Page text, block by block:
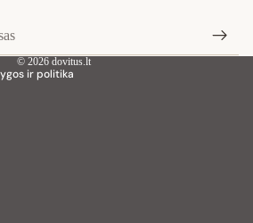
© 2026 dovitus.lt
ir politika